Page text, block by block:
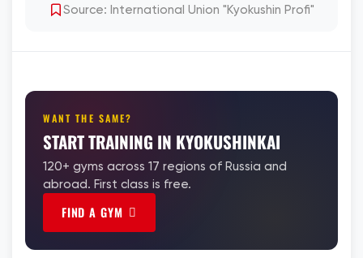
Source: International Union "Kyokushin Profi"
WANT THE SAME?
START TRAINING IN KYOKUSHINKAI
120+ gyms across 17 regions of Russia and
abroad. First class is free.
FIND A GYM